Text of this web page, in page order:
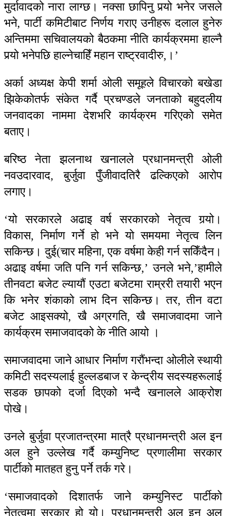
मुर्दावादको नारा लाग्छ। नक्सा छापिनु पर्‍यो भनेर जसले
भने, पार्टी कमिटीबाट निर्णय गराए उनीहरू दलाल हुनेरु
अन्तिममा सचिवालयको बैठकमा नीति कार्यक्रममा हाल्नै
पर्‍यो भनेपछि हाल्नेचाहिँ महान राष्ट्रवादीरु,।’
अर्का अध्यक्ष केपी शर्मा ओली समूहले विचारको बखेडा
झिकेकोतर्फ संकेत गर्दै प्रचण्डले जनताको बहुदलीय
जनवादका नाममा देशभरि कार्यक्रम गरिएको समेत
बताए।
बरिष्ठ नेता झलनाथ खनालले प्रधानमन्त्री ओली
नवउदारवाद, बुर्जुवा पुँजीवादतिरै ढल्किएको आरोप
लगाए।
‘यो सरकारले अढाइ वर्ष सरकारको नेतृत्व गर्‍यो।
विकास, निर्माण गर्ने हो भने यो समयमा नेतृत्व लिन
सकिन्छ। दुई(चार महिना, एक वर्षमा केही गर्न सकिँदैन।
अढाइ वर्षमा जति पनि गर्न सकिन्छ,’ उनले भने,’हामीले
तीनवटा बजेट ल्यायौं एउटा बजेटमा राम्ररी तयारी भएन
कि भनेर शंकाको लाभ दिन सकिन्छ। तर, तीन वटा
बजेट आइसक्यो, खै अग्रगति, खै समाजवादमा जाने
कार्यक्रम समाजवादको के नीति आयो ।
समाजवादमा जाने आधार निर्माण गरौंभन्दा ओलीले स्थायी
कमिटी सदस्यलाई हुल्लडबाज र केन्द्रीय सदस्यहरूलाई
सडक छापको दर्जा दिएको भन्दै खनालले आक्रोश
पोखे।
उनले बुर्जुवा प्रजातन्त्रमा मात्रै प्रधानमन्त्री अल इन
अल हुने उल्लेख गर्दै कम्युनिष्ट प्रणालीमा सरकार
पार्टीको मातहत हुनु पर्ने तर्क गरे।
‘समाजवादको दिशातर्फ जाने कम्युनिस्ट पार्टीको
नेतृत्वमा सरकार हो यो। प्रधानमन्त्री अल इन अल